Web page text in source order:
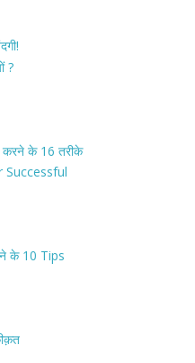
?
के 16 तरीके
Successful
के 10 Tips